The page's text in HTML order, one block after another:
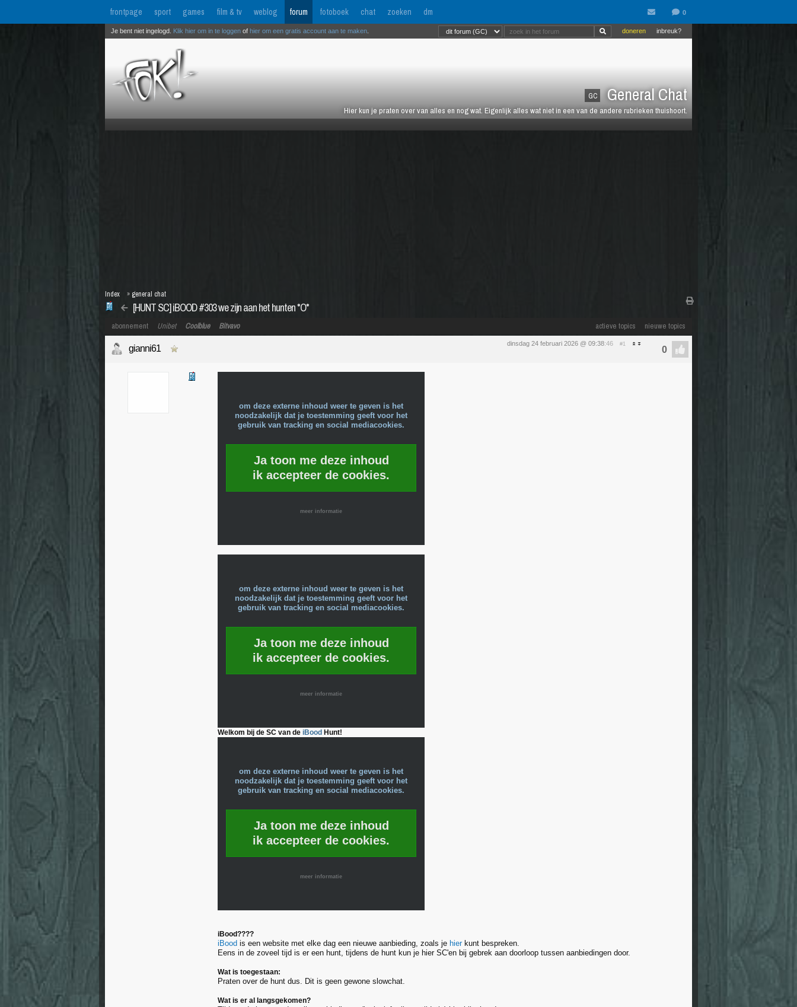
frontpage sport games film & tv weblog forum fotoboek chat zoeken dm
GC General Chat
Hier kun je praten over van alles en nog wat. Eigenlijk alles wat niet in een van de andere rubrieken thuishoort.
inbreuk?
doneren
Je bent niet ingelogd. Klik hier om in te loggen of hier om een gratis account aan te maken
[HUNT SC] iBOOD #303 we zijn aan het hunten *O*
Index » general chat
actieve topics nieuwe topics
abonnement Unibet Coolblue Bitvavo
dinsdag 24 februari 2026 @ 09:38:46 #1
gianni61
om deze externe inhoud weer te geven is het
noodzakelijk dat je toestemming geeft voor het
gebruik van tracking en social mediacookies.
Ja toon me deze inhoud
ik accepteer de cookies.
meer informatie
om deze externe inhoud weer te geven is het
noodzakelijk dat je toestemming geeft voor het
gebruik van tracking en social mediacookies.
Ja toon me deze inhoud
ik accepteer de cookies.
meer informatie
Welkom bij de SC van de iBood Hunt!
om deze externe inhoud weer te geven is het
noodzakelijk dat je toestemming geeft voor het
gebruik van tracking en social mediacookies.
Ja toon me deze inhoud
ik accepteer de cookies.
meer informatie
iBood????
iBood is een website met elke dag een nieuwe aanbieding, zoals je hierkunt bespreken.
Eens in de zoveel tijd is er een hunt, tijdens de hunt kun je hier SC'en bij gebrek aan doorloop tussen aanbiedingen door.
Wat is toegestaan:
Praten over de hunt dus. Dit is geen gewone slowchat.
Wat is er al langsgekomen?